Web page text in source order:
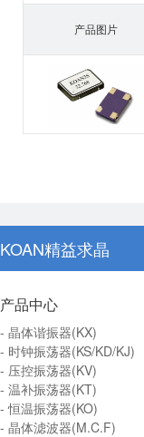
产品图片
KOAN精益求晶
产品中心
- 晶体谐振器(KX)
- 时钟振荡器(KS/KD/KJ)
- 压控振荡器(KV)
- 温补振荡器(KT)
- 恒温振荡器(KO)
- 晶体滤波器(M.C.F)